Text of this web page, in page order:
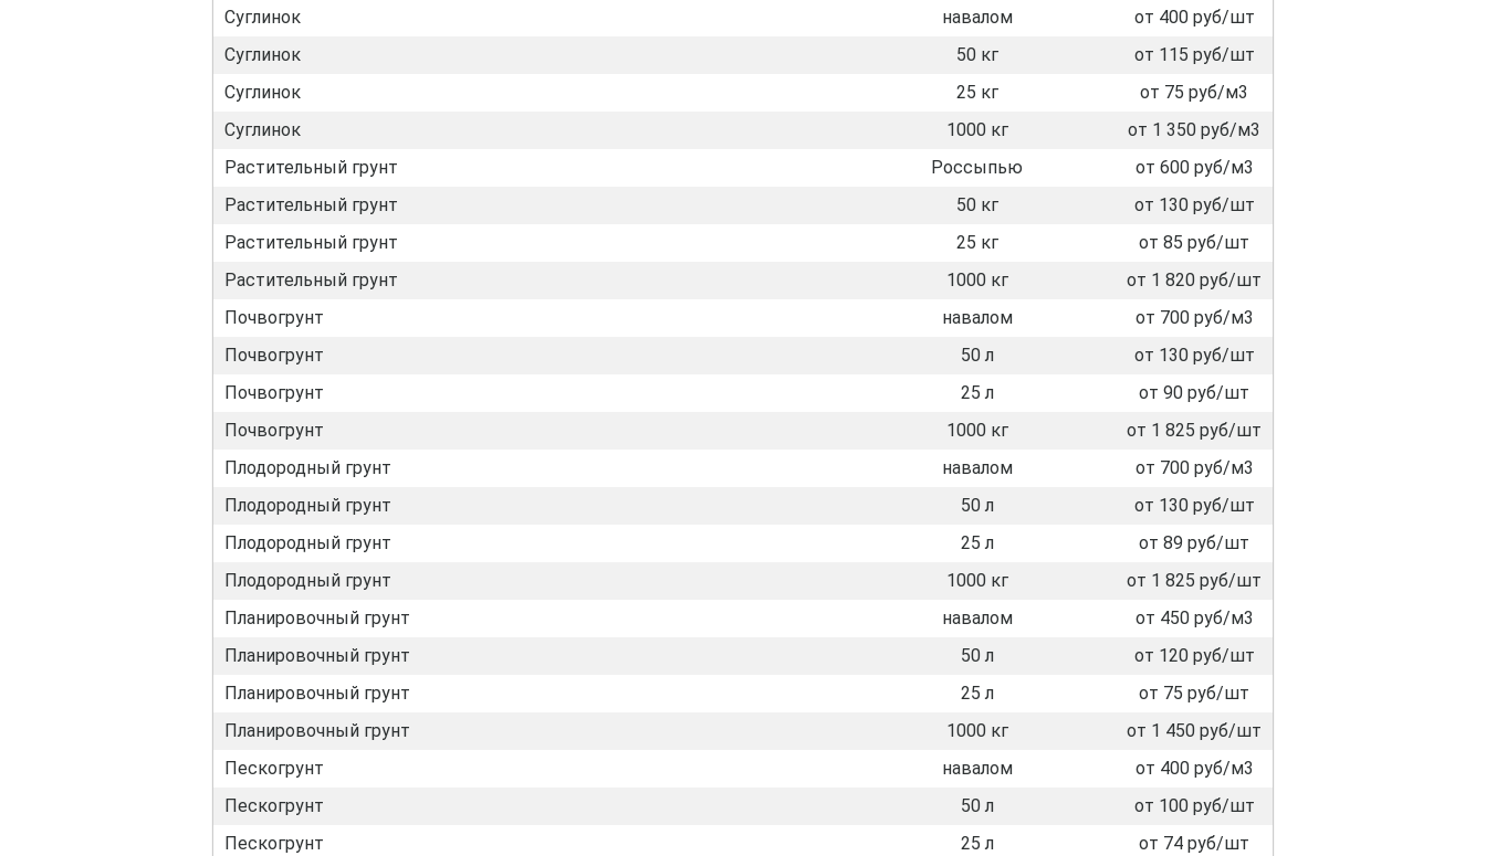
Суглинок
навалом
от 400 руб/шт
Суглинок
50 кг
от 115 руб/шт
Суглинок
25 кг
от 75 руб/м3
Суглинок
1000 кг
от 1 350 руб/м3
Растительный грунт
Россыпью
от 600 руб/м3
Растительный грунт
50 кг
от 130 руб/шт
Растительный грунт
25 кг
от 85 руб/шт
Растительный грунт
1000 кг
от 1 820 руб/шт
Почвогрунт
навалом
от 700 руб/м3
Почвогрунт
50 л
от 130 руб/шт
Почвогрунт
25 л
от 90 руб/шт
Почвогрунт
1000 кг
от 1 825 руб/шт
Плодородный грунт
навалом
от 700 руб/м3
Плодородный грунт
50 л
от 130 руб/шт
Плодородный грунт
25 л
от 89 руб/шт
Плодородный грунт
1000 кг
от 1 825 руб/шт
Планировочный грунт
навалом
от 450 руб/м3
Планировочный грунт
50 л
от 120 руб/шт
Планировочный грунт
25 л
от 75 руб/шт
Планировочный грунт
1000 кг
от 1 450 руб/шт
Пескогрунт
навалом
от 400 руб/м3
Пескогрунт
50 л
от 100 руб/шт
Пескогрунт
25 л
от 74 руб/шт